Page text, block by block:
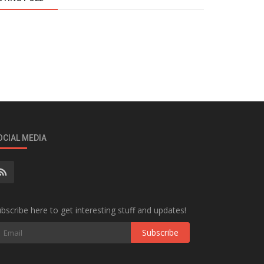
MEDIA
here to get interesting stuff and updates!
Subscribe